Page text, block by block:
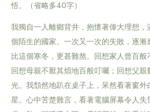
悟。（省略多40字）
我獨自一人離鄉背井，抱懷著偉大理想，
個陌生的國家。一次又一次的失敗，逐漸
比這個寒冬，更甚難熬。回想家人曾百般
回想母親不厭其煩地百般叮囑；回想父親
光。我頹然地趴在桌子上，呆然看著窗外
星。心中苦楚難言，看著電腦屏幕令人失